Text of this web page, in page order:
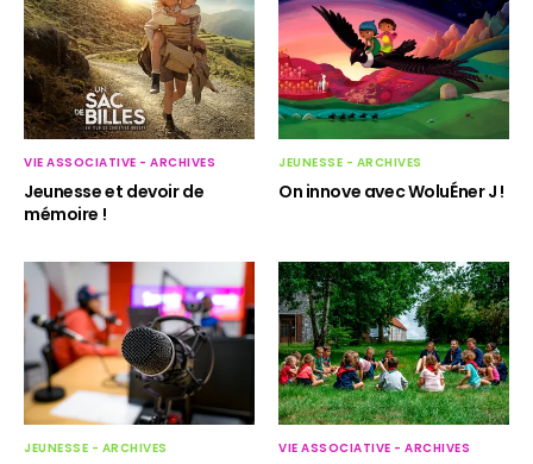
VIE ASSOCIATIVE - ARCHIVES
Jeunesse et devoir de
mémoire !
JEUNESSE - ARCHIVES
On innove avec WoluÉner J !
JEUNESSE - ARCHIVES VIE ASSOCIATIVE - ARCHIVES